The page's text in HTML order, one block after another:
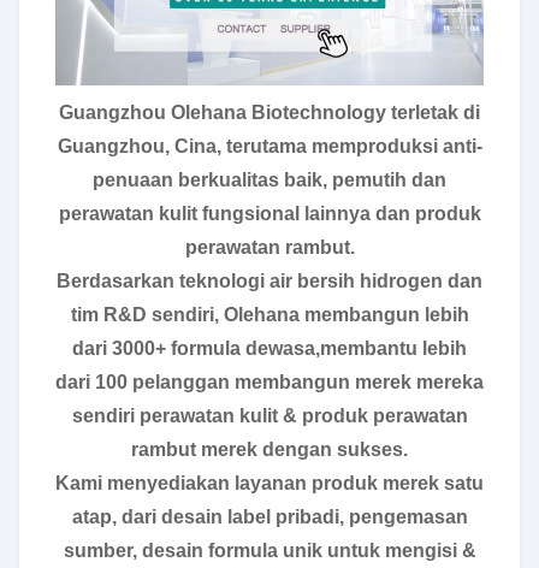
Guangzhou Olehana Biotechnology terletak di
Guangzhou, Cina, terutama memproduksi anti-
penuaan berkualitas baik, pemutih dan
perawatan kulit fungsional lainnya dan produk
perawatan rambut.
Berdasarkan teknologi air bersih hidrogen dan
tim R&D sendiri, Olehana membangun lebih
dari 3000+ formula dewasa,membantu lebih
dari 100 pelanggan membangun merek mereka
sendiri perawatan kulit & produk perawatan
rambut merek dengan sukses.
Kami menyediakan layanan produk merek satu
atap, dari desain label pribadi, pengemasan
sumber, desain formula unik untuk mengisi &